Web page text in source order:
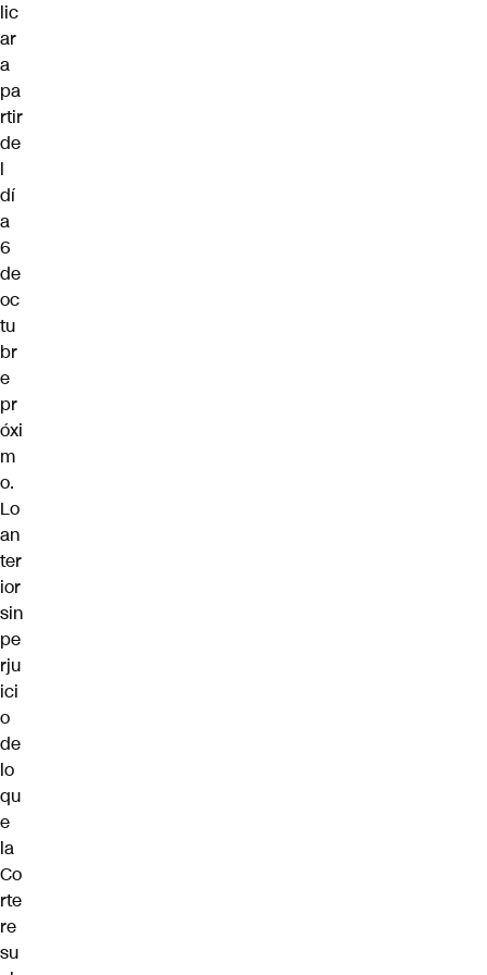
lic
ar
a
pa
rtir
de
l
dí
a
6
de
oc
tu
br
e
pr
óxi
m
o.
Lo
an
ter
ior
sin
pe
rju
ici
o
de
lo
qu
e
la
Co
rte
re
su